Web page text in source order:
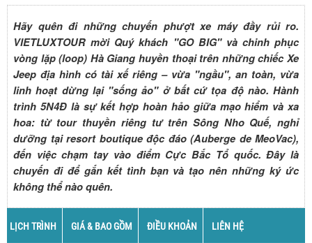
Hãy quên đi những chuyến phượt xe máy đầy rủi ro.
VIETLUXTOUR mời Quý khách "GO BIG" và chinh phục
vòng lặp (loop) Hà Giang huyền thoại trên những chiếc Xe
Jeep địa hình có tài xế riêng – vừa "ngầu", an toàn, vừa
linh hoạt dừng lại "sống ảo" ở bất cứ tọa độ nào. Hành
trình 5N4Đ là sự kết hợp hoàn hảo giữa mạo hiểm và xa
hoa: từ tour thuyền riêng tư trên Sông Nho Quế, nghỉ
dưỡng tại resort boutique độc đáo (Auberge de MeoVac),
đến việc chạm tay vào điểm Cực Bắc Tổ quốc. Đây là
chuyến đi để gắn kết tình bạn và tạo nên những ký ức
không thể nào quên.
LỊCH TRÌNH GIÁ & BAO GỒM ĐIỀU KHOẢN LIÊN HỆ